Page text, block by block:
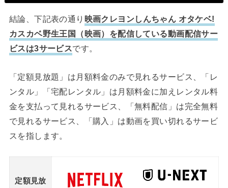
結論、下記表の通り 映画クレヨンしんちゃん オタケベ!
カスカベ野生王国（映画）を配信している動画配信サー
ビスは3サービスです。
「定額見放題」は月額料金のみで見れるサービス、「レ
ンタル」「宅配レンタル」は月額料金に加えレンタル料
金を支払って見れるサービス、「無料配信」は完全無料
で見れるサービス、「購入」は動画を買い切れるサービ
スを指します。
定額見放